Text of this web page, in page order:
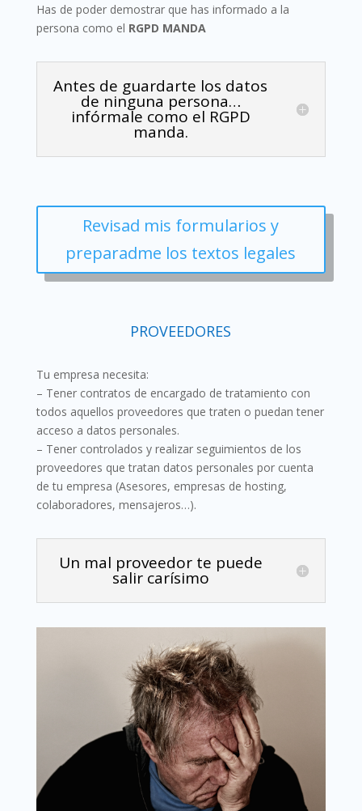
Has de poder demostrar que has informado a la
persona como el RGPD MANDA
Antes de guardarte los datos
de ninguna persona…
infórmale como el RGPD
manda.
Revisad mis formularios y
preparadme los textos legales
PROVEEDORES
Tu empresa necesita:
– Tener contratos de encargado de tratamiento con
todos aquellos proveedores que traten o puedan tener
acceso a datos personales.
– Tener controlados y realizar seguimientos de los
proveedores que tratan datos personales por cuenta
de tu empresa (Asesores, empresas de hosting,
colaboradores, mensajeros…).
Un mal proveedor te puede
salir carísimo